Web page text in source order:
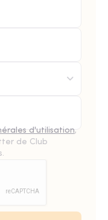
d'utilisation,
de Club